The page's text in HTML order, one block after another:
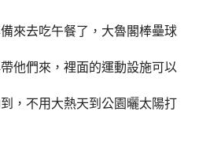
來去吃午餐了， 大魯閣棒壘球
他們來 ，裡面的運動設施可以
，不用大熱天到公園曬太陽打